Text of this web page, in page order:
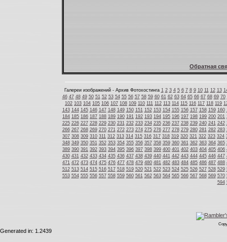
Обратная
Галереи изображений - Архив Фотохостинга 1 2 3 4 5 6 7 8 9 10 11 12 13
46 47 48 49 50 51 52 53 54 55 56 57 58 59 60 61 62 63 64 65 66 67 68 69 70
102 103 104 105 106 107 108 109 110 111 112 113 114 115 116 117 118 119
143 144 145 146 147 148 149 150 151 152 153 154 155 156 157 158 159 160
184 185 186 187 188 189 190 191 192 193 194 195 196 197 198 199 200 201
225 226 227 228 229 230 231 232 233 234 235 236 237 238 239 240 241 242
266 267 268 269 270 271 272 273 274 275 276 277 278 279 280 281 282 283
307 308 309 310 311 312 313 314 315 316 317 318 319 320 321 322 323 324
348 349 350 351 352 353 354 355 356 357 358 359 360 361 362 363 364 365
389 390 391 392 393 394 395 396 397 398 399 400 401 402 403 404 405 406
430 431 432 433 434 435 436 437 438 439 440 441 442 443 444 445 446 447
471 472 473 474 475 476 477 478 479 480 481 482 483 484 485 486 487 488
512 513 514 515 516 517 518 519 520 521 522 523 524 525 526 527 528 529
553 554 555 556 557 558 559 560 561 562 563 564 565 566 567 568 569 570
594
Generated in: 1.2439